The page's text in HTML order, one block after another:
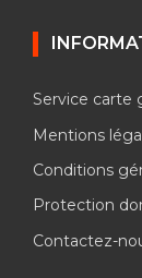
Service carte
Mentions
Conditions
Protection
Contactez-